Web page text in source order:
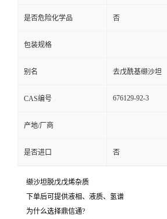
是否危险化学品 否
包装规格
别名 去戊酰基缬沙坦
CAS编号 676129-92-3
产地/厂商
是否进口 否
缬沙坦脱戊戊烯杂质
下单后可提供液相、液质、氢谱
为什么选择鼎信通?